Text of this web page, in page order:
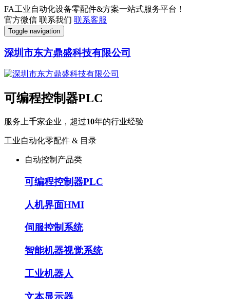
FA工业自动化设备零配件&方案一站式服务平台！
官方微信 联系我们 联系客服
Toggle navigation
深圳市东方鼎盛科技有限公司
可编程控制器PLC
服务上千家企业，超过10年的行业经验
工业自动化零配件 & 目录
自动控制产品类
可编程控制器PLC
人机界面HMI
伺服控制系统
智能机器视觉系统
工业机器人
文本显示器